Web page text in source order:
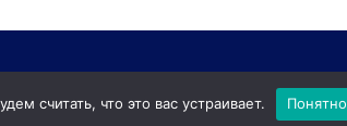
считать, что это вас устраивает.
Понятно